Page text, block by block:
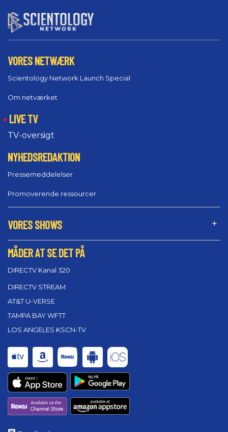
VORES NETWÆRK
Scientology Network Launch Special
Om netværket
LIVE TV
TV-oversigt
NYHEDSREDAKTION
Pressemeddelelser
Promoverende ressourcer
VORES SHOWS
MÅDER AT SE DET PÅ
DIRECTV Kanal 320
DIRECTV STREAM
AT&T U-VERSE
TAMPA BAY WFTT
LOS ANGELES KSCN-TV